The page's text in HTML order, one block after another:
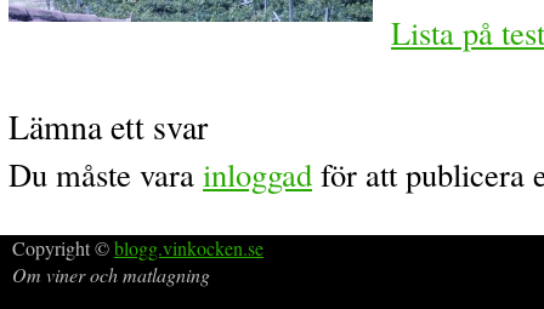
Lista på
Lämna ett svar
Du måste vara inloggad för att publicera
Copyright ©blogg.vinkocken.se
Om viner och matlagning